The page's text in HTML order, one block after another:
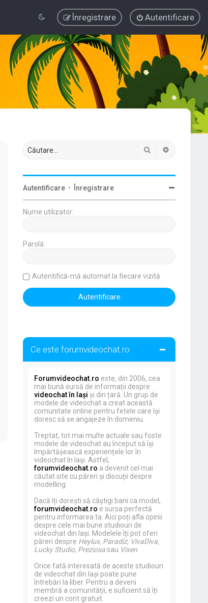
Autentificare
Înregistrare
Căutare
Autentificare • Înregistrare
Nume utilizator:
Parolă:
Autentifică-mă automat la fiecare vizită
Ce este forumvideochat.ro
Forumvideochat.ro este, din 2006, cea
mai bună sursă de informații despre
videochat în Iași și din țară. Un grup de
modele de videochat a creat această
comunitate online pentru fetele care își
doresc să se angajeze în domeniu.
Treptat, tot mai multe actuale sau foste
modele de videochat au început să își
împărtășească experiențele lor în
videochat în Iași. Astfel,
forumvideochat.ro a devenit cel mai
căutat site cu păreri și discuții despre
modelling.
Dacă îți dorești să câștigi bani ca model,
forumvideochat.ro e sursa perfectă
pentru informarea ta. Aici poți afla opinii
despre cele mai bune studiouri de
videochat din Iași. Modelele îți pot oferi
păreri despre Heylux, Paradiz, VivaDiva,
Lucky Studio, Preziosasau Vixen
Orice fată interesată de aceste studiouri
de videochat din Iași poate pune
întrebări la liber. Pentru a deveni
membră a comunității, e suficient să îți
creezi un cont gratuit.